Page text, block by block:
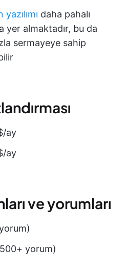
daha pahalı
yer almaktadır, bu da
sermayeye sahip
ay
ay
ve yorumları
yorum)